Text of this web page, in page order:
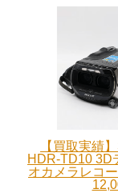
【買取実績
HDR-TD10 3D
オカメラレコ